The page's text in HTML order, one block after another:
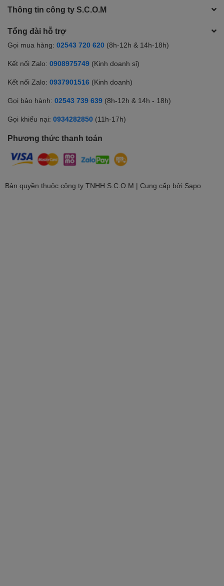
Thông tin công ty S.C.O.M
Tổng đài hỗ trợ
Gọi mua hàng: 02543 720 620 (8h-12h & 14h-18h)
Kết nối Zalo: 0908975749 (Kinh doanh sỉ)
Kết nối Zalo: 0937901516 (Kinh doanh)
Gọi bảo hành: 02543 739 639 (8h-12h & 14h - 18h)
Gọi khiếu nại: 0934282850 (11h-17h)
Phương thức thanh toán
Bản quyền thuộc công ty TNHH S.C.O.M | Cung cấp bởi Sapo